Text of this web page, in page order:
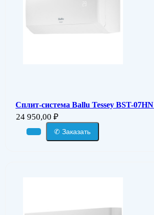
Сплит-система Ballu Tessey BST-
24 950,00 ₽
✆ Заказать